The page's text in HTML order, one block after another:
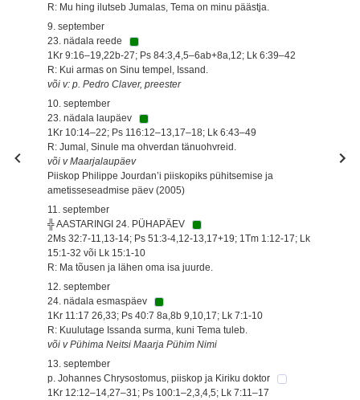
R: Mu hing ilutseb Jumalas, Tema on minu päästja.
9. september
23. nädala reede
1Kr 9:16–19,22b-27; Ps 84:3,4,5–6ab+8a,12; Lk 6:39–42
R: Kui armas on Sinu tempel, Issand.
või v: p. Pedro Claver, preester
10. september
23. nädala laupäev
1Kr 10:14–22; Ps 116:12–13,17–18; Lk 6:43–49
R: Jumal, Sinule ma ohverdan tänuohvreid.
või v Maarjalaupäev
Piiskop Philippe Jourdan’i piiskopiks pühitsemise ja
ametisseseadmise päev (2005)
11. september
╬ AASTARINGI 24. PÜHAPÄEV
2Ms 32:7-11,13-14; Ps 51:3-4,12-13,17+19; 1Tm 1:12-17; Lk
15:1-32 või Lk 15:1-10
R: Ma tõusen ja lähen oma isa juurde.
12. september
24. nädala esmaspäev
1Kr 11:17 26,33; Ps 40:7 8a,8b 9,10,17; Lk 7:1-10
R: Kuulutage Issanda surma, kuni Tema tuleb.
või v Pühima Neitsi Maarja Pühim Nimi
13. september
p. Johannes Chrysostomus, piiskop ja Kiriku doktor
1Kr 12:12–14,27–31; Ps 100:1–2,3,4,5; Lk 7:11–17